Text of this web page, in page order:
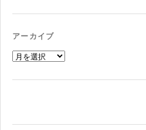
アーカイブ
ア
ー